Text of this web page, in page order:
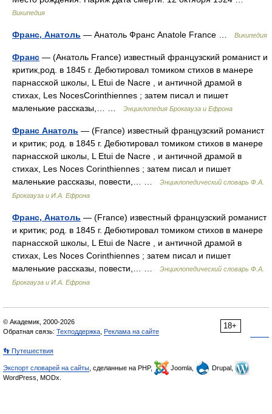
Википедия
Франс, Анатоль — Анатоль Франс Anatole France … Википедия
Франс — (Анатоль France) известный французский романист и
критик,род. в 1845 г. Дебютировал томиком стихов в манере
парнасской школы, L Etui de Nacre , и античной драмой в
стихах, Les NocesCorinthiennes ; затем писал и пишет
маленькие рассказы,… …
Энциклопедия Брокгауза и Ефрона
Франс Анатоль — (France) известный французский романист
и критик; род. в 1845 г. Дебютировал томиком стихов в манере
парнасской школы, L Etui de Nacre , и античной драмой в
стихах, Les Noces Corinthiennes ; затем писал и пишет
маленькие рассказы, повести,… …
Энциклопедический словарь Ф.А.
Брокгауза и И.А. Ефрона
Франс, Анатоль — (France) известный французский романист
и критик; род. в 1845 г. Дебютировал томиком стихов в манере
парнасской школы, L Etui de Nacre , и античной драмой в
стихах, Les Noces Corinthiennes ; затем писал и пишет
маленькие рассказы, повести,… …
Энциклопедический словарь Ф.А.
Брокгауза и И.А. Ефрона
18+
© Академик, 2000-2026
Обратная связь: Техподдержка Реклама на сайте
👣 Путешествия
Экспорт словарей на сайты , сделанные на PHP, Joomla,
Drupal,
WordPress, MODx.